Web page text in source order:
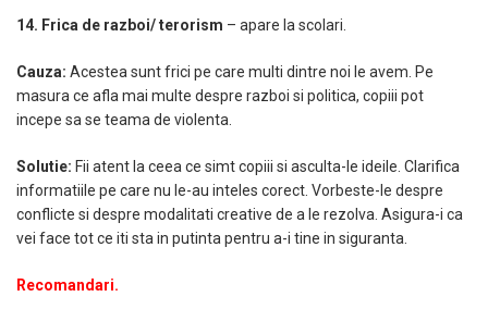
14. Frica de razboi/ terorism – apare la scolari.
Cauza: Acestea sunt frici pe care multi dintre noi le avem. Pe
masura ce afla mai multe despre razboi si politica, copiii pot
incepe sa se teama de violenta.
Solutie: Fii atent la ceea ce simt copiii si asculta-le ideile. Clarifica
informatiile pe care nu le-au inteles corect. Vorbeste-le despre
conflicte si despre modalitati creative de a le rezolva. Asigura-i ca
vei face tot ce iti sta in putinta pentru a-i tine in siguranta.
Recomandari.